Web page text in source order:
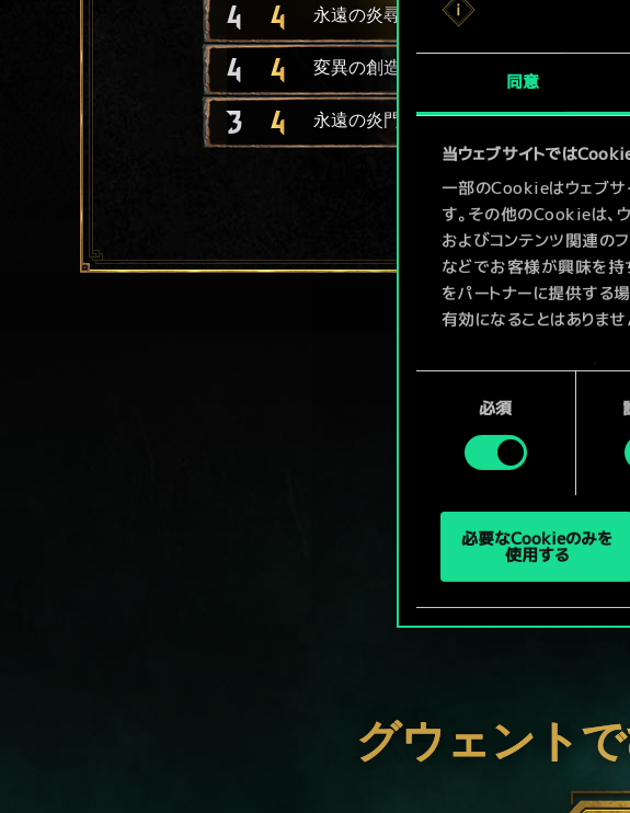
同意
当ウェブサイトでは
一部のCookieはウェブサ
す。その他のCookieは、
およびコンテンツ関連の
などでお客様が興味を持
をパートナーに提供する
有効になることはありませ
Cookieの使用およびパフ
ューでご確認ください。
必須
必要なCookieのみを
使用する
4 4 永遠の炎尋問官
4 4 変異の創造主
3 4 永遠の炎門弟 x2
グウェント